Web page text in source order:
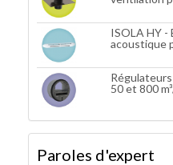
ISOLA HY -
acoustique
50 et 800
Paroles d'expert